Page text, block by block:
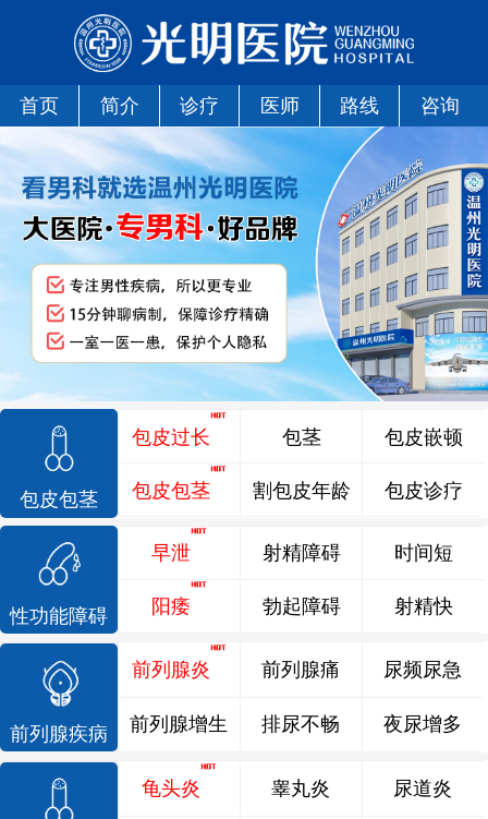
首页 简介 诊疗 医师 路线 咨询
包皮包茎
包皮过长
包皮包茎
包茎
割包皮年龄
包皮嵌顿
包皮诊疗
性功能障碍
早泄
阳痿
射精障碍
勃起障碍
时间短
射精快
前列腺疾病
前列腺炎 前列腺痛 尿频尿急
前列腺增生 排尿不畅 夜尿增多
龟头炎 睾丸炎 尿道炎